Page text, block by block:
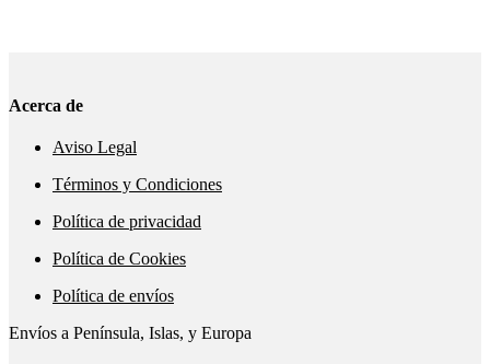
Acerca de
Aviso Legal
Términos y Condiciones
Política de privacidad
Política de Cookies
Política de envíos
Envíos a Península, Islas, y Europa